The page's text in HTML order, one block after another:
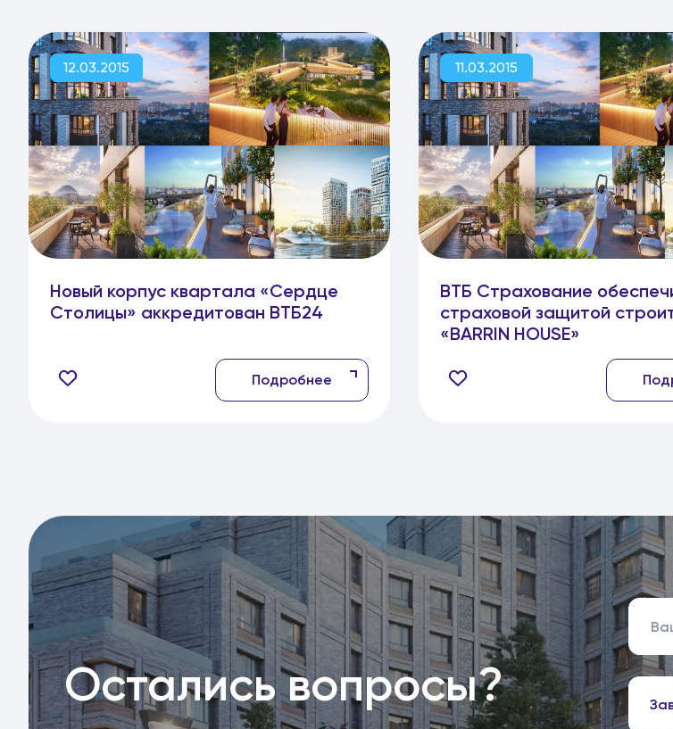
12.03.2015
Новый корпус квартала «Сердце
Столицы» аккредитован ВТБ24
Подробнее
11.03.2015
ВТБ Страхование
страховой защитой
«BARRIN HOUSE»
Остались вопросы?